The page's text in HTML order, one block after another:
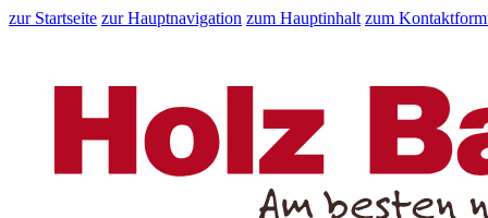
zur Startseite zur Hauptnavigation zum Hauptinhalt zum